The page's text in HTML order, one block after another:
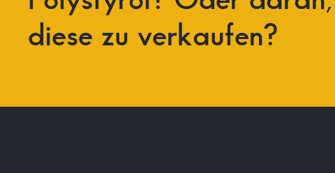
diese zu verkaufen?